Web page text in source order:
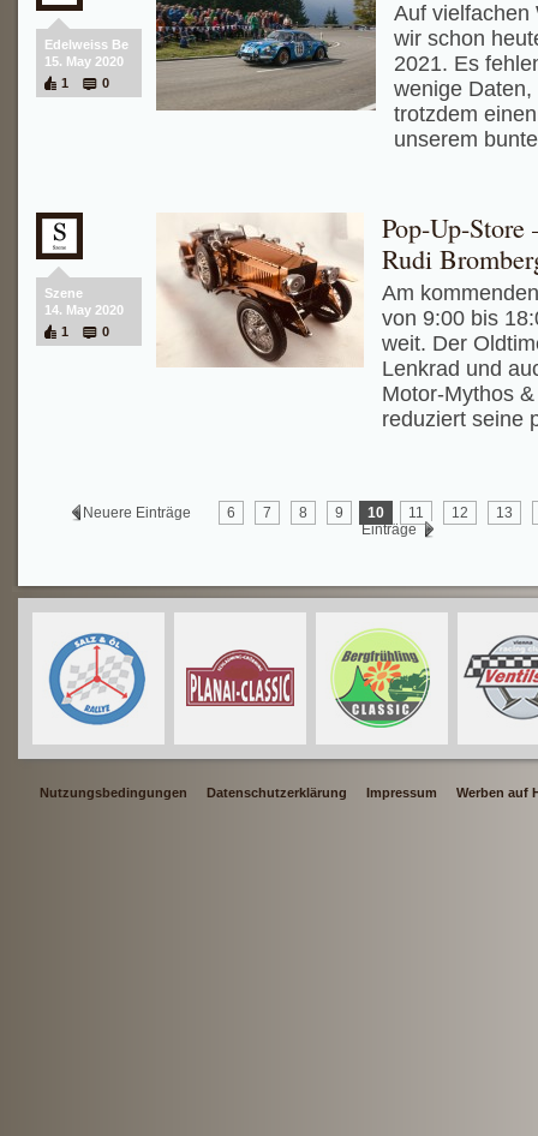
Edelweiss Be
15. May 2020
1
0
Auf vielfachen
wir schon
2021. Es
wenige
trotzdem
unserem
Szene
14. May 2020
1
0
Pop-Up-
Rudi
Am
von 9:00 bis
weit. Der
Lenkrad und
Motor-Mythos
reduziert seine
Neuere Einträge 6 7 8 9 10 11 12
13
Einträge
Nutzungsbedingungen Datenschutzerklärung Impressum Werben auf